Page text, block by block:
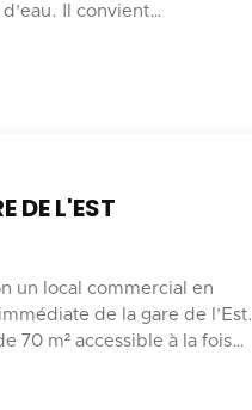
Il convient
L'EST
un local commercial en
de la gare de l’Est.
70 m² accessible à la fois
complètent ce bien.